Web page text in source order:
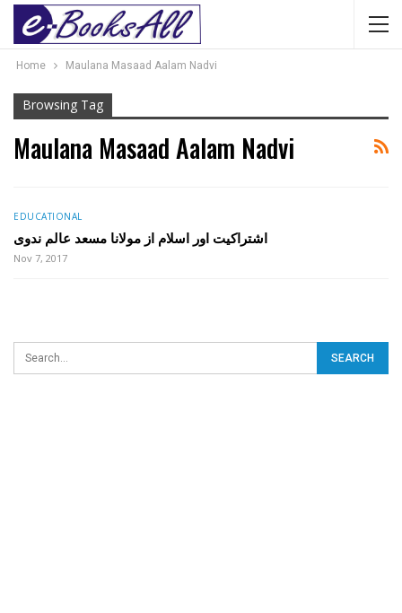
Home Maulana Masaad Aalam Nadvi
Browsing Tag
Maulana Masaad Aalam Nadvi
EDUCATIONAL
اشتراکیت اور اسلام از مولانا مسعد عالم ندوی
Nov 7, 2017